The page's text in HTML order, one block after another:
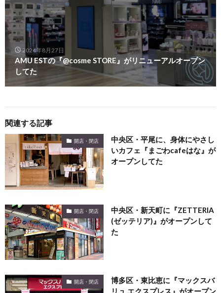
2024年8月27日
AMU ESTの『@cosme STORE』がリニューアルオープン
してた
関連する記事
開店・閉店
中央区・平尾に、身体にやさし
いカフェ『まごわcafeはな』が
オープンしてた
開店・閉店
中央区・新天町に『ZETTERIA
(ゼッテリア)』がオープンして
た
開店・閉店
博多区・東比恵に『マックスバ
リュ エクスプレス』がオープン